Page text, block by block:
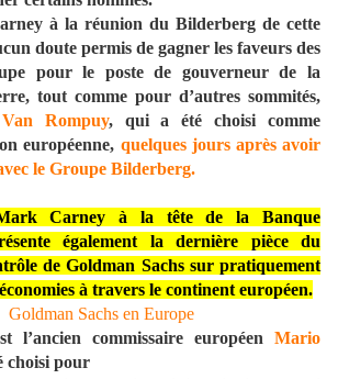
à la réunion du Bilderberg de cette
doute permis de gagner les faveurs des
pour le poste de gouverneur de la
tout comme pour d’autres sommités,
Rompuy, qui a été choisi comme
européenne, quelques jours après avoir
le Groupe Bilderberg.
Mark Carney à la tête de la Banque
également la dernière pièce du
de Goldman Sachs sur pratiquement
à travers le continent européen.
l’ancien commissaire européen Mario
choisi pour